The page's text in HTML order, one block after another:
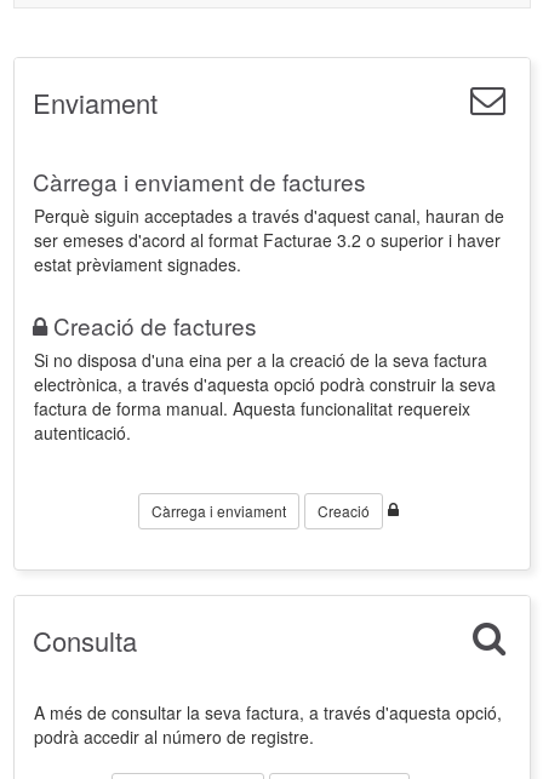
Enviament
Càrrega i enviament de factures
Perquè siguin acceptades a través d'aquest canal, hauran de
ser emeses d'acord al format Facturae 3.2 o superior i haver
estat prèviament signades.
Creació de factures
Si no disposa d'una eina per a la creació de la seva factura
electrònica, a través d'aquesta opció podrà construir la seva
factura de forma manual. Aquesta funcionalitat requereix
autenticació.
Càrrega i enviament Creació
Consulta
A més de consultar la seva factura, a través d'aquesta opció,
podrà accedir al número de registre.